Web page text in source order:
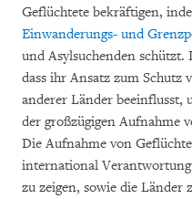
Geflüchtete bekräftigen,
Einwanderungs- und
und Asylsuchenden
dass ihr Ansatz zum Schutz
anderer Länder beeinflusst,
der großzügigen Aufnahme
Die Aufnahme von
international
zu zeigen, sowie die Länder